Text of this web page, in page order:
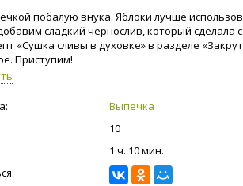
побалую внука. Яблоки лучше
сладкий чернослив, который сделала
«Сушка сливы в духовке» в разделе
Приступим!
Выпечка
10
1 ч. 10 мин.